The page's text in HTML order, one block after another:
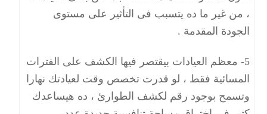
، من غير ما ده يتسبب فى التأثير على مستوى
الجودة المقدمة .
5- معظم العيادات بيقتصر فيها الكشف على الفترات
المسائية فقط ، لو قدرت تخصص وقت لعيادتك نهارا
وتسمح بوجود رقم لكشف الطوارئ ، ده هيساعدك